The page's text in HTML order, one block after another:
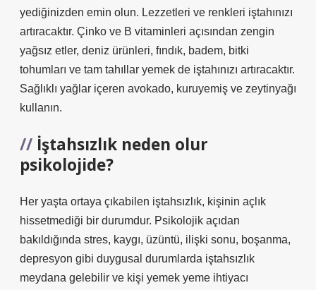
yediğinizden emin olun. Lezzetleri ve renkleri iştahınızı
artıracaktır. Çinko ve B vitaminleri açısından zengin
yağsız etler, deniz ürünleri, fındık, badem, bitki
tohumları ve tam tahıllar yemek de iştahınızı artıracaktır.
Sağlıklı yağlar içeren avokado, kuruyemiş ve zeytinyağı
kullanın.
İştahsızlık neden olur
psikolojide?
Her yaşta ortaya çıkabilen iştahsızlık, kişinin açlık
hissetmediği bir durumdur. Psikolojik açıdan
bakıldığında stres, kaygı, üzüntü, ilişki sonu, boşanma,
depresyon gibi duygusal durumlarda iştahsızlık
meydana gelebilir ve kişi yemek yeme ihtiyacı